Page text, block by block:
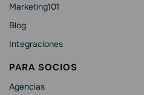
Marketing101
Blog
Integraciones
PARA SOCIOS
Agencias